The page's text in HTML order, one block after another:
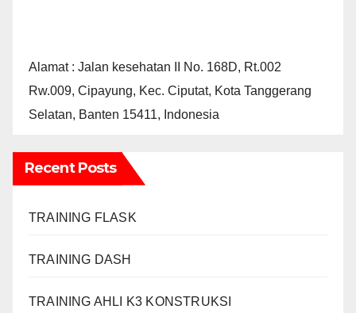
Alamat : Jalan kesehatan II No. 168D, Rt.002
Rw.009, Cipayung, Kec. Ciputat, Kota Tanggerang
Selatan, Banten 15411, Indonesia
Recent Posts
TRAINING FLASK
TRAINING DASH
TRAINING AHLI K3 KONSTRUKSI